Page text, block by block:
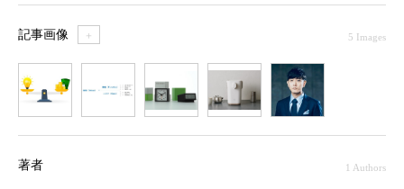
記事画像 ＋ 5 Images
著者 1 Authors